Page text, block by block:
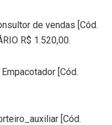
de vendas [Cód.
R$ 1.520,00.
[Cód.
[Cód.